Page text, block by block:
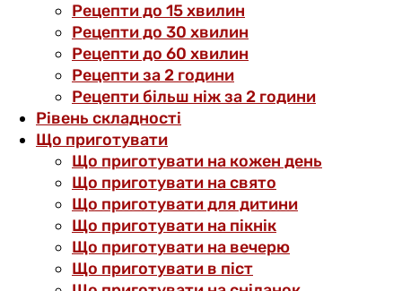
Рецепти до 15 хвилин
Рецепти до 30 хвилин
Рецепти до 60 хвилин
Рецепти за 2 години
Рецепти більш ніж за 2 години
Рівень складності
Що приготувати
Що приготувати на кожен день
Що приготувати на свято
Що приготувати для дитини
Що приготувати на пікнік
Що приготувати на вечерю
Що приготувати в піст